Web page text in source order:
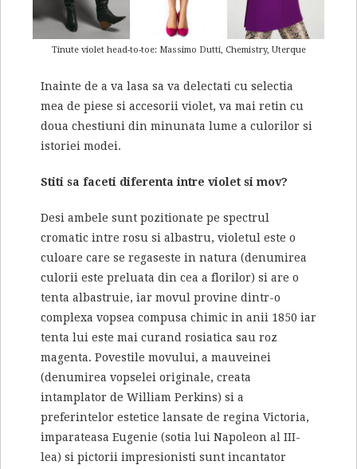
Tinute violet head-to-toe: Massimo Dutti, Chemistry, Uterque
Inainte de a va lasa sa va delectati cu selectia
mea de piese si accesorii violet, va mai retin cu
doua chestiuni din minunata lume a culorilor si
istoriei modei.
Stiti sa faceti diferenta intre violet si mov?
Desi ambele sunt pozitionate pe spectrul
cromatic intre rosu si albastru, violetul este o
culoare care se regaseste in natura (denumirea
culorii este preluata din cea a florilor) si are o
tenta albastruie, iar movul provine dintr-o
complexa vopsea compusa chimic in anii 1850 iar
tenta lui este mai curand rosiatica sau roz
magenta. Povestile movului, a mauveinei
(denumirea vopselei originale, creata
intamplator de William Perkins) si a
preferintelor estetice lansate de regina Victoria,
imparateasa Eugenie (sotia lui Napoleon al III-
lea) si pictorii impresionisti sunt incantator